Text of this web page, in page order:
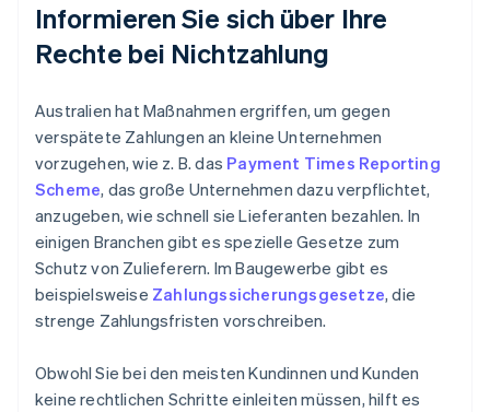
Informieren Sie sich über Ihre
Rechte bei Nichtzahlung
Australien hat Maßnahmen ergriffen, um gegen
verspätete Zahlungen an kleine Unternehmen
vorzugehen, wie z. B. das Payment Times Reporting
Scheme, das große Unternehmen dazu verpflichtet,
anzugeben, wie schnell sie Lieferanten bezahlen. In
einigen Branchen gibt es spezielle Gesetze zum
Schutz von Zulieferern. Im Baugewerbe gibt es
beispielsweise Zahlungssicherungsgesetze, die
strenge Zahlungsfristen vorschreiben.
Obwohl Sie bei den meisten Kundinnen und Kunden
keine rechtlichen Schritte einleiten müssen, hilft es